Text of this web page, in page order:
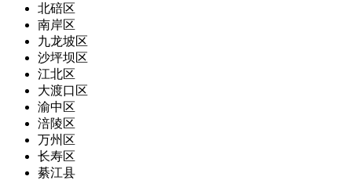
北碚区
南岸区
九龙坡区
沙坪坝区
江北区
大渡口区
渝中区
涪陵区
万州区
长寿区
綦江县